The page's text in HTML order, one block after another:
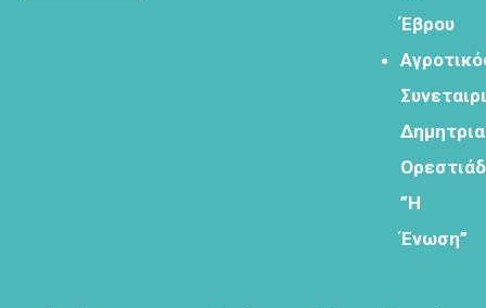
Φόρμα
Θεματικό
Εργαστήρι: "
Τα μνημεία
μας είναι
Έβρου
”Η
Ένωση”